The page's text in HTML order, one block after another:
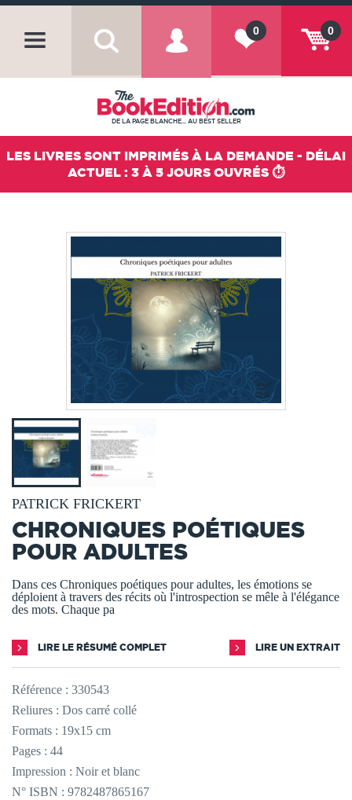
0
0
DE LA PAGE BLANCHE... AU BEST SELLER
LES LIVRES SONT IMPRIMÉS À LA DEMANDE - DÉLAI
ACTUEL : 3 À 5 JOURS OUVRÉS ⏱️
PATRICK FRICKERT
CHRONIQUES POÉTIQUES
POUR ADULTES
Dans ces Chroniques poétiques pour adultes, les émotions se
déploient à travers des récits où l'introspection se mêle à l'élégance
des mots. Chaque pa
LIRE LE RÉSUMÉ COMPLET LIRE UN EXTRAIT
Référence : 330543
Reliures : Dos carré collé
Formats : 19x15 cm
Pages : 44
Impression : Noir et blanc
N° ISBN : 9782487865167